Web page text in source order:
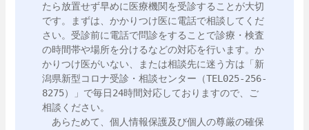
たら放置せず早めに医療機関を受診することが大切
です。まずは、かかりつけ医に電話で相談してくだ
さい。受診前に電話で問診をすることで診療・検査
の時間帯や場所を分けるなどの対応を行います。か
かりつけ医がいない、または相談先に迷う方は「新
潟県新型コロナ受診・相談センター（TEL025-256-
8275）」で毎日24時間対応しておりますので、ご
相談ください。
あらためて、個人情報保護及び個人の尊厳の確保